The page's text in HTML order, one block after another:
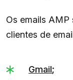
Os emails
clientes de
Gmail;